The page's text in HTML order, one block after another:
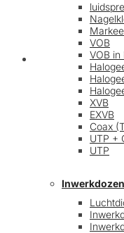
Mijn account
VOB
VOB in
XVB
EXVB
Coax
UTP +
UTP
Inwerkdozen